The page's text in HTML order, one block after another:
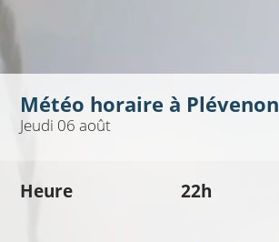
Météo horaire à Plévenon
Jeudi 06 août
Heure 22h